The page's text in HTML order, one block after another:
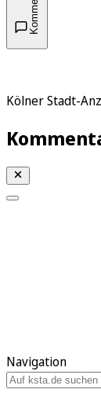
Kölner Stadt-
Navigation